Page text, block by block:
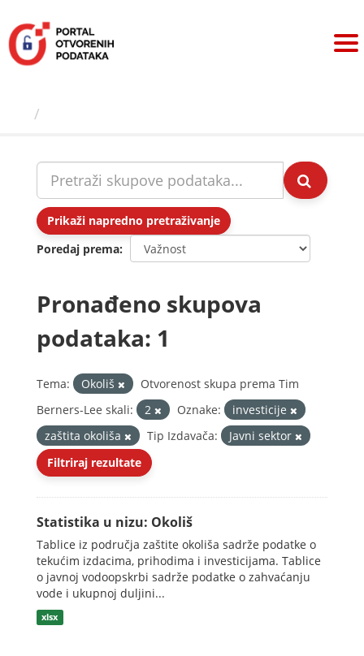
sadržaj
Prikaži napredno pretraživanje
Poredaj prema
Pronađeno skupova
podataka: 1
Tema: Okoliš
Otvorenost skupa prema Tim
Berners-Lee skali:
2 Oznake:
investicije
zaštita okoliša
Tip Izdavača:
Javni sektor
Filtriraj rezultate
Statistika u nizu: Okoliš
Tablice iz područja zaštite okoliša sadrže podatke o
tekućim izdacima, prihodima i investicijama. Tablice
o javnoj vodoopskrbi sadrže podatke o zahvaćanju
vode i ukupnoj duljini...
xlsx